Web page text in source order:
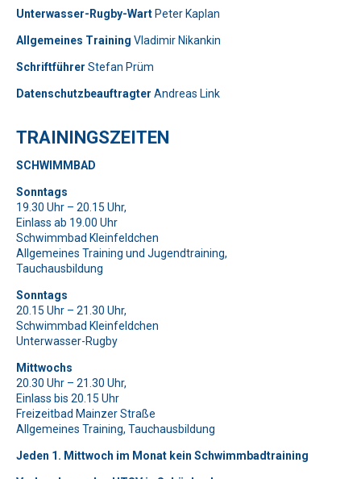
Bitte lasse dieses Feld leer.
Bitte lasse dieses Feld leer.
Bitte beweise, dass du kein Spambot bist und wähle das
Bitte lasse dieses Feld leer.
Bitte beweise, dass du kein Spambot bist und wähle das
Bitte lasse dieses Feld leer.
Bitte beweise, dass du kein Spambot bist und wähle das
Bitte lasse dieses Feld leer.
Bitte beweise, dass du kein Spambot bist und wähle das
Unterwasser-Rugby-WartPeter Kaplan
Bitte lasse dieses Feld leer.
Bitte beweise, dass du kein Spambot bist und wähle das
Symbol
Allgemeines Training Vladimir Nikankin
Bitte lasse dieses Feld leer.
Bitte beweise, dass du kein Spambot bist und wähle das
Schriftführer Stefan Prüm
Bitte lasse dieses Feld leer.
Bitte beweise, dass du kein Spambot bist und wähle das
Datenschutzbeauftragter Andreas Link
Bitte lasse dieses Feld leer.
Bitte beweise, dass du kein Spambot bist und wähle das
SymbolTasse
TRAININGSZEITEN
SCHWIMMBAD
Sonntags
19.30 Uhr – 20.15 Uhr,
Einlass ab 19.00 Uhr
Schwimmbad Kleinfeldchen
Allgemeines Training und Jugendtraining,
Tauchausbildung
Sonntags
20.15 Uhr – 21.30 Uhr,
Schwimmbad Kleinfeldchen
Unterwasser-Rugby
Mittwochs
20.30 Uhr – 21.30 Uhr,
Einlass bis 20.15 Uhr
Freizeitbad Mainzer Straße
Allgemeines Training, Tauchausbildung
Jeden 1. Mittwoch im Monat kein Schwimmbadtraining